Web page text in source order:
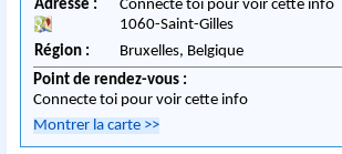
Adresse :
Connecte toi pour voir cette info
1060-Saint-Gilles
Région :
Bruxelles, Belgique
Point de rendez-vous :
Connecte toi pour voir cette info
Montrer la carte >>